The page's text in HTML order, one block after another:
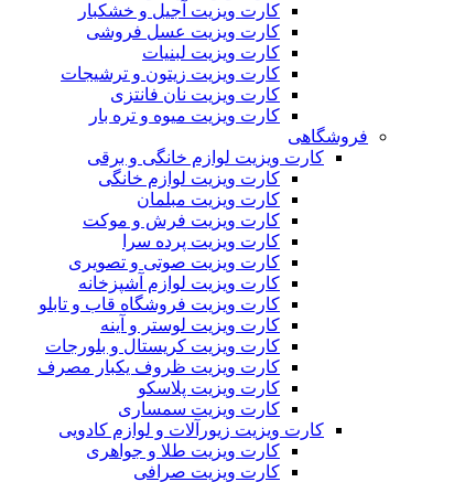
کارت ویزیت آجیل و خشکبار
کارت ویزیت عسل فروشی
کارت ویزیت لبنیات
کارت ویزیت زیتون و ترشیجات
کارت ویزیت نان فانتزی
کارت ویزیت میوه و تره بار
فروشگاهی
کارت ویزیت لوازم خانگی و برقی
کارت ویزیت لوازم خانگی
کارت ویزیت مبلمان
کارت ویزیت فرش و موکت
کارت ویزیت پرده سرا
کارت ویزیت صوتی و تصویری
کارت ویزیت لوازم آشپزخانه
کارت ویزیت فروشگاه قاب و تابلو
کارت ویزیت لوستر و آینه
کارت ویزیت کریستال و بلورجات
کارت ویزیت ظروف یکبار مصرف
کارت ویزیت پلاسکو
کارت ویزیت سمساری
کارت ویزیت زیورآلات و لوازم کادویی
کارت ویزیت طلا و جواهری
کارت ویزیت صرافی